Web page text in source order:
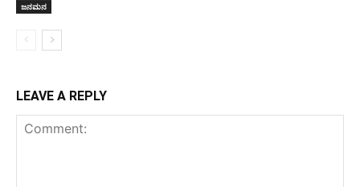
ಜನಮನ
LEAVE A REPLY